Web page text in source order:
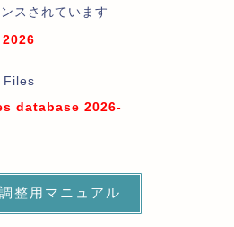
スされています
Files
database 2026-
整用マニュアル